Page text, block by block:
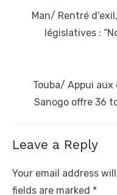
navigation
Previous
Man/ Rentré
législatives :
Next
post:
Touba/ Appui aux
Sanogo offre 36
Leave a Reply
Your email address
fields are marked *